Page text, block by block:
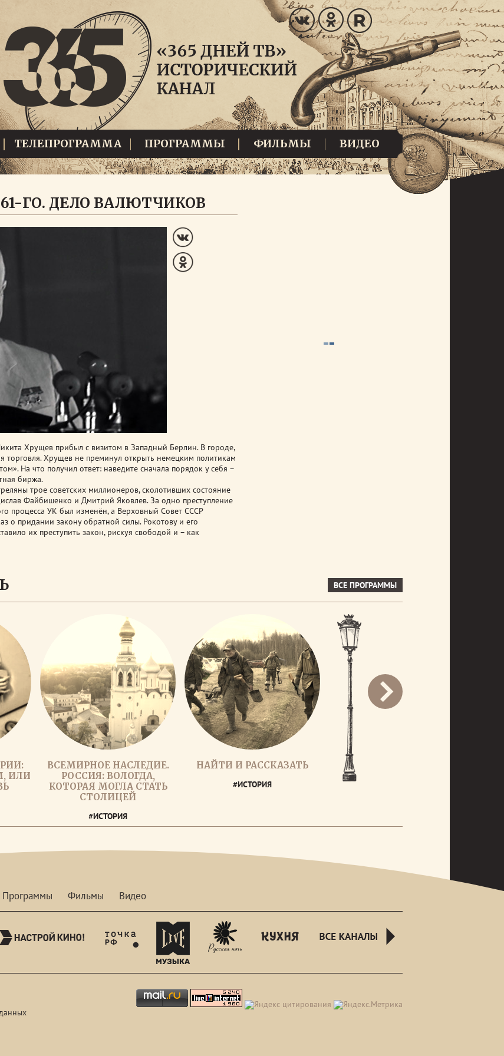
ТЕЛЕПРОГРАММА ПРОГРАММЫ ФИЛЬМЫ ВИДЕО
ГО. ДЕЛО ВАЛЮТЧИКОВ
Хрущев прибыл с визитом в Западный Берлин. В городе,
торговля. Хрущев не преминул открыть немецким политикам
На что получил ответ: наведите сначала порядок у себя –
биржа.
трое советских миллионеров, сколотивших состояние
Файбишенко и Дмитрий Яковлев. За одно преступление
процесса УК был изменён, а Верховный Совет СССР
о придании закону обратной силы. Рокотову и его
их преступить закон, рискуя свободой и – как
ВСЕ ПРОГРАММЫ
ИЛИ
ВСЕМИРНОЕ НАСЛЕДИЕ.
РОССИЯ: ВОЛОГДА,
КОТОРАЯ МОГЛА СТАТЬ
СТОЛИЦЕЙ
#ИСТОРИЯ
НАЙТИ И РАССКАЗАТЬ
#ИСТОРИЯ
Программы Фильмы Видео
nastroykino mymusictv rusnight kuhnyatv